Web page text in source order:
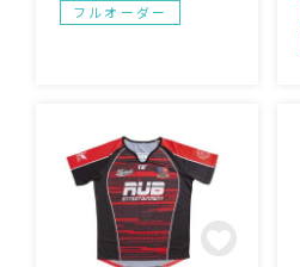
に製作可能です。チームの
オリジナルユニフォームを
フルオーダー